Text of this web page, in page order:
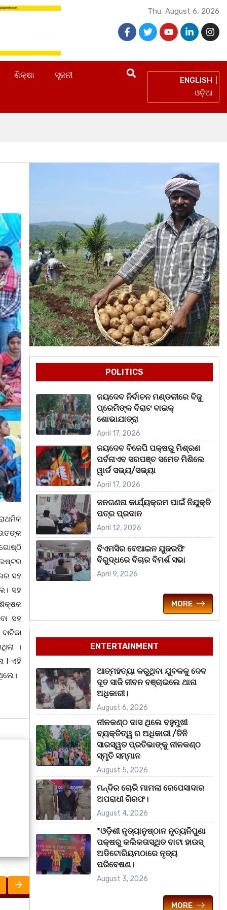
Thu, August 6, 2026
ଶିକ୍ଷା ସୃଜନୀ
ENGLISH
ଓଡ଼ିଆ
ସହ
ସହ
ସହ
।
l ଏହି
POLITICS
ଜୟଦେବ ନିର୍ବାଚନ ମଣ୍ଡଳୀରେ ବିଜୁ
ପ୍ରେମିଙ୍କ ବିରାଟ ବାଇକ୍
ଶୋଭାଯାତ୍ରା
April 17, 2026
ଜୟଦେବ ବିଜେପି ପକ୍ଷରୁ ମିଶ୍ରଣ
ପର୍ବନାଏବ ସରପଞ୍ଚ ସମେତ ମିଶିଲେ
ୱାର୍ଡ ସଭ୍ୟ/ସଭ୍ୟା
April 17, 2026
ଜନଗଣନା କାର୍ଯ୍ୟକ୍ରମ ପାଇଁ ନିଯୁକ୍ତି
ପତ୍ର ପ୍ରଦାନ
April 12, 2026
ବିଏମସିର ବେଆଇନ ୟୁଜରଫି
ବିରୁଦ୍ଧରେ ବିଚାର ବିମର୍ଶ ସଭା
April 9, 2026
MORE
ENTERTAINMENT
ଆତ୍ମହତ୍ୟା କରୁଥିବା ଯୁବକକୁ ଦେବ
ଦୂତ ସାଜି ଜୀବନ ବଞ୍ଚାଇଲେ ଥାନା
ଅଧିକାରୀ।
August 6, 2026
ନୀଳକଣ୍ଠ ଦାସ ଥିଲେ ବହୁମୁଖୀ
ବ୍ୟକ୍ତିତ୍ୱ ର ଅଧିକାରୀ /ତିନି
ସାରସ୍ୱତ ପ୍ରତିଭାଙ୍କୁ ନୀଳକଣ୍ଠ
ସ୍ମୃତି ସମ୍ମାନ
August 5, 2026
ମନ୍ଦିର ଚୋରି ମାମଲା ରେପେସାଦାର
ଅପରାଧୀ ଗିରଫ।
August 4, 2026
*ଓଡ଼ିଶୀ ନୃତ୍ୟାନୁଷ୍ଠାନ ନୃତ୍ୟନିପୁଣା
ପକ୍ଷରୁ କଲିକତାସ୍ଥିତ ବାଟା ହାଉସ୍
ଅଡିଟୋରିୟମଠାରେ ନୃତ୍ୟ
ପରିବେଷଣ।
August 3, 2026
MORE